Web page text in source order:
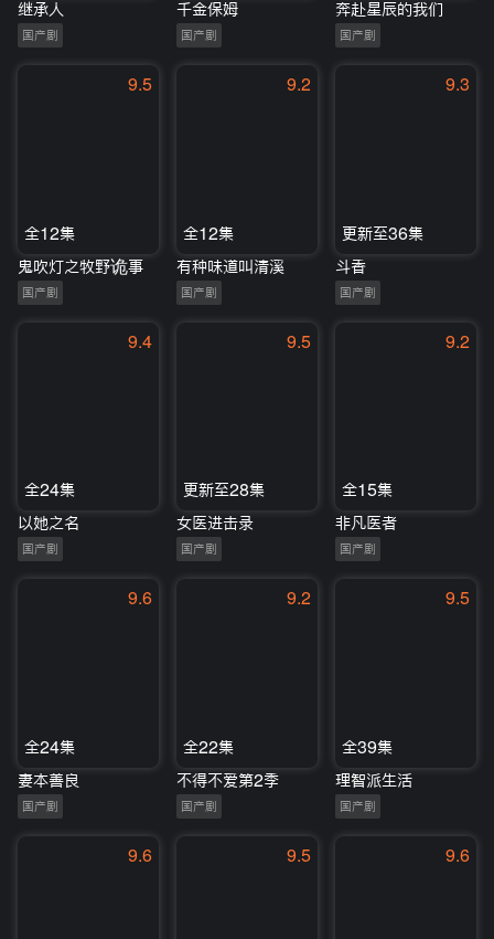
继承人
国产剧
千金保姆
国产剧
奔赴星辰的我们
国产剧
9.5
全12集
鬼吹灯之牧野诡事
国产剧
9.2
全12集
有种味道叫清溪
国产剧
9.3
更新至36集
斗香
国产剧
9.4
全24集
以她之名
国产剧
9.5
更新至28集
女医进击录
国产剧
9.2
全15集
非凡医者
国产剧
9.6
全24集
妻本善良
国产剧
9.2
全22集
不得不爱第2季
国产剧
9.5
全39集
理智派生活
国产剧
9.6 9.5 9.6